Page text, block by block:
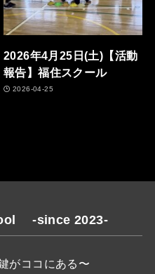
2026年4月25日(土)【活動
報告】福住スクール
2026-04-25
-since 2023-
がココにある〜